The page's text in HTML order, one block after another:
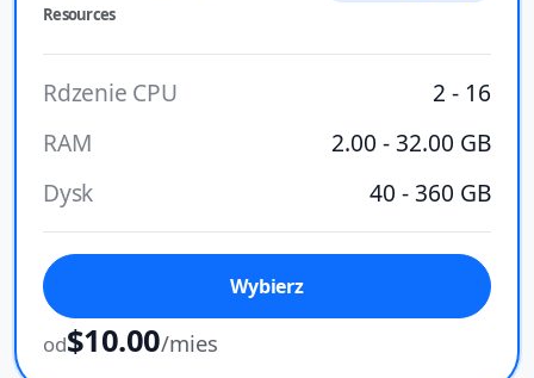
Resources
Rdzenie CPU
2 - 16
RAM
2.00 - 32.00 GB
Dysk
40 - 360 GB
Wybierz
od$10.00/mies